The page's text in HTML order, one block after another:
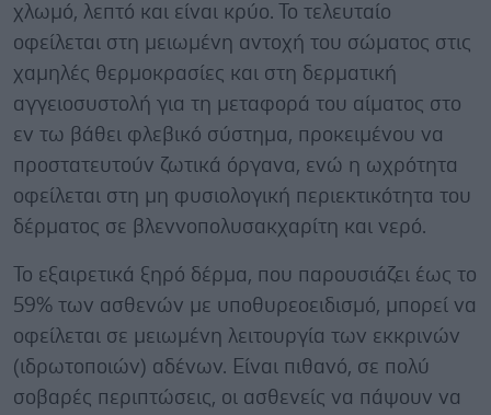
χλωμό, λεπτό και είναι κρύο. Το τελευταίο
οφείλεται στη μειωμένη αντοχή του σώματος στις
χαμηλές θερμοκρασίες και στη δερματική
αγγειοσυστολή για τη μεταφορά του αίματος στο
εν τω βάθει φλεβικό σύστημα, προκειμένου να
προστατευτούν ζωτικά όργανα, ενώ η ωχρότητα
οφείλεται στη μη φυσιολογική περιεκτικότητα του
δέρματος σε βλεννοπολυσακχαρίτη και νερό.
Το εξαιρετικά ξηρό δέρμα, που παρουσιάζει έως το
59% των ασθενών με υποθυρεοειδισμό, μπορεί να
οφείλεται σε μειωμένη λειτουργία των εκκρινών
(ιδρωτοποιών) αδένων. Είναι πιθανό, σε πολύ
σοβαρές περιπτώσεις, οι ασθενείς να πάψουν να